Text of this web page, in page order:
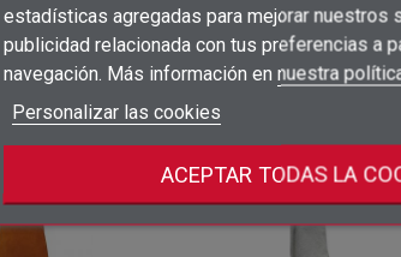
Añadir a la lista de
add_circle_outline
Crear nueva lista
Nombre de la lista de deseos
Crear lista de
Debe iniciar sesión para guardar productos
estadísticas agregadas para mejorar nuestros
publicidad relacionada con tus preferencias a
navegación. Más información en nuestra
Personalizar las cookies
ACEPTAR TODAS LA
categoría: